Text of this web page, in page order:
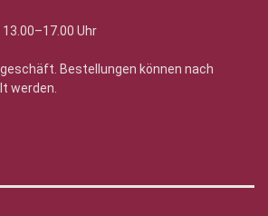
Uhr
Bestellungen können nach
werden.